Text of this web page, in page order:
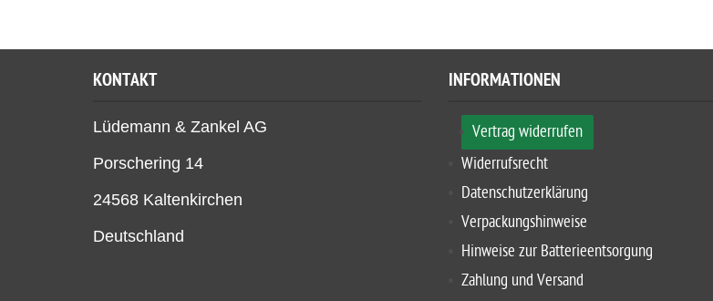
KONTAKT
Lüdemann & Zankel AG
Porschering 14
24568 Kaltenkirchen
Deutschland
INFORMATIONEN
Vertrag widerrufen
Widerrufsrecht
Datenschutzerklärung
Verpackungshinweise
Hinweise zur Batterieentsorgung
Zahlung und Versand